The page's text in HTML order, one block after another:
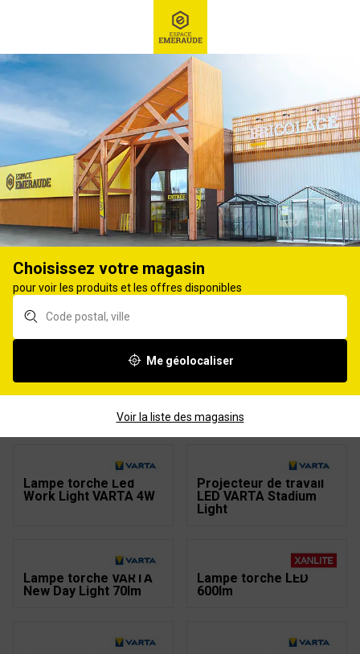
Ex : Robot tondeuse, ...
Eclairage, luminaire
LAMPE TORCHE, BALADEUSE, VEILLEUSE
73produits Affiner
rechargeable 5W
Ultralight H30R VARTA
Lampe torche Led
Work Light VARTA 4W
Projecteur de travail
LED VARTA Stadium
Light
Lampe torche VARTA
New Day Light 70lm
Lampe torche LED
600lm
Choisissez votre magasin
pour voir les produits et les offres disponibles
Me géolocaliser
Voir la liste des magasins